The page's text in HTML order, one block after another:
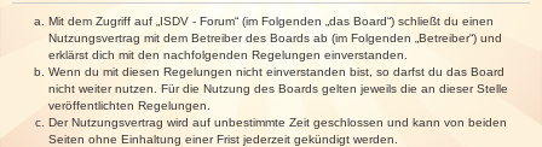
Mit dem Zugriff auf „ISDV - Forum“ (im Folgenden „das Board“) schließt du einen
Nutzungsvertrag mit dem Betreiber des Boards ab (im Folgenden „Betreiber“) und
erklärst dich mit den nachfolgenden Regelungen einverstanden.
Wenn du mit diesen Regelungen nicht einverstanden bist, so darfst du das Board
nicht weiter nutzen. Für die Nutzung des Boards gelten jeweils die an dieser Stelle
veröffentlichten Regelungen.
Der Nutzungsvertrag wird auf unbestimmte Zeit geschlossen und kann von beiden
Seiten ohne Einhaltung einer Frist jederzeit gekündigt werden.